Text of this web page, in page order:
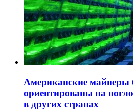
Американские майнеры
ориентированы на
в других странах